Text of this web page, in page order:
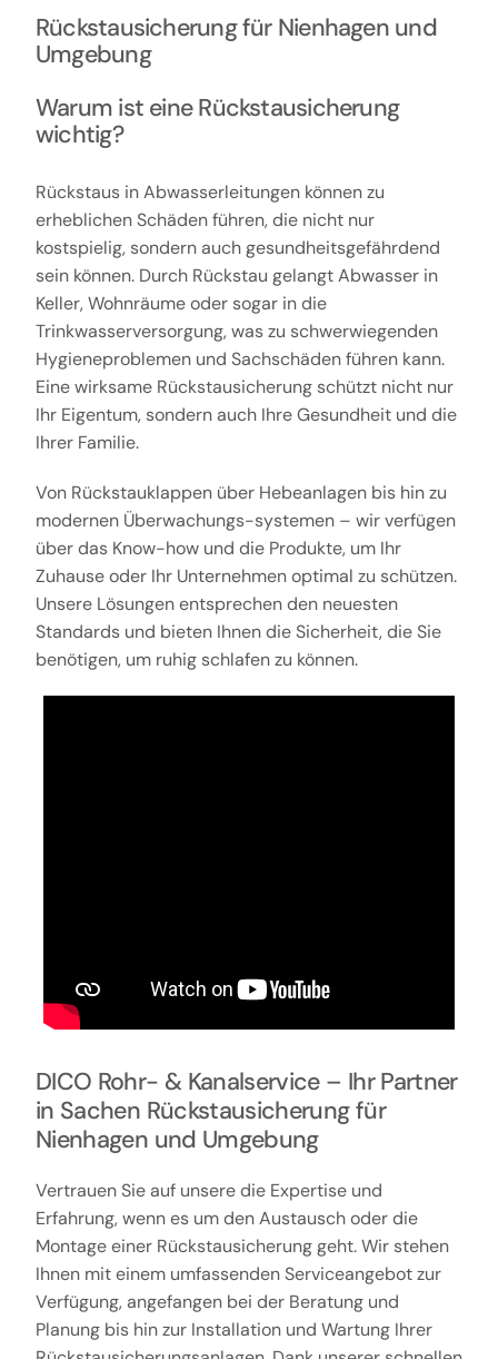
Rückstausicherung für Nienhagen und
Umgebung
Warum ist eine Rückstausicherung
wichtig?
Rückstaus in Abwasserleitungen können zu
erheblichen Schäden führen, die nicht nur
kostspielig, sondern auch gesundheitsgefährdend
sein können. Durch Rückstau gelangt Abwasser in
Keller, Wohnräume oder sogar in die
Trinkwasserversorgung, was zu schwerwiegenden
Hygieneproblemen und Sachschäden führen kann.
Eine wirksame Rückstausicherung schützt nicht nur
Ihr Eigentum, sondern auch Ihre Gesundheit und die
Ihrer Familie.
Von Rückstauklappen über Hebeanlagen bis hin zu
modernen Überwachungs-systemen – wir verfügen
über das Know-how und die Produkte, um Ihr
Zuhause oder Ihr Unternehmen optimal zu schützen.
Unsere Lösungen entsprechen den neuesten
Standards und bieten Ihnen die Sicherheit, die Sie
benötigen, um ruhig schlafen zu können.
DICO Rohr- & Kanalservice – Ihr Partner
in Sachen Rückstausicherung für
Nienhagen und Umgebung
Vertrauen Sie auf unsere die Expertise und
Erfahrung, wenn es um den Austausch oder die
Montage einer Rückstausicherung geht. Wir stehen
Ihnen mit einem umfassenden Serviceangebot zur
Verfügung, angefangen bei der Beratung und
Planung bis hin zur Installation und Wartung Ihrer